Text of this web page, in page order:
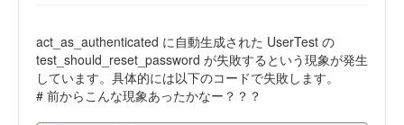
act_as_authenticated に自動生成された UserTest の
test_should_reset_password が失敗するという現象が発生
しています。具体的には以下のコードで失敗します。
# 前からこんな現象あったかなー？？？